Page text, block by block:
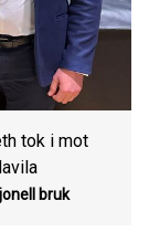
tok i mot
bruk